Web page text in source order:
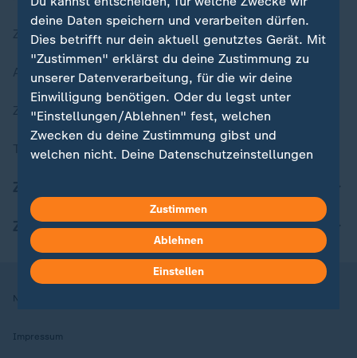
Zuletzt veröffentlicht
Aktuelle Sendungs-Videos
ZDFheute Stories
Themen im Überblick
ZDFheute Apps
Nutzungsbedingungen
Impressum
deine Daten speichern und verarbeiten dürfen.
Dies betrifft nur dein aktuell genutztes Gerät. Mit
"Zustimmen" erklärst du deine Zustimmung zu
unserer Datenverarbeitung, für die wir deine
Einwilligung benötigen. Oder du legst unter
"Einstellungen/Ablehnen" fest, welchen
Zwecken du deine Zustimmung gibst und
welchen nicht. Deine Datenschutzeinstellungen
Hier findest du das Impressum.
Weitere Informationen findest du in unserer
Datenschutzerklärung.
Zustimmen
Ablehnen
Einstellen